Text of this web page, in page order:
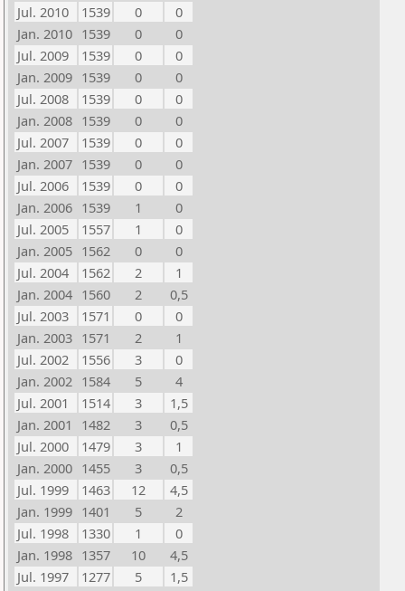
Jul. 2010
1539 0
0
Jan. 2010 1539 0
0
Jul. 2009
1539 0
0
Jan. 2009 1539 0
0
Jul. 2008
1539 0
0
Jan. 2008 1539 0
0
Jul. 2007
1539 0
0
Jan. 2007 1539 0
0
Jul. 2006
1539 0
0
Jan. 2006 1539 1
0
Jul. 2005
1557 1
0
Jan. 2005 1562 0
0
Jul. 2004
1562 2
1
Jan. 2004 1560 2
0,5
Jul. 2003
1571 0
0
Jan. 2003 1571 2
1
Jul. 2002
1556 3
0
Jan. 2002 1584 5
4
Jul. 2001
1514 3
1,5
Jan. 2001
1482 3
0,5
Jul. 2000
1479 3
1
Jan. 2000 1455 3
0,5
Jul. 1999
1463 12
4,5
Jan. 1999 1401 5
2
Jul. 1998
1330 1
0
Jan. 1998 1357 10
4,5
Jul. 1997
1277 5
1,5